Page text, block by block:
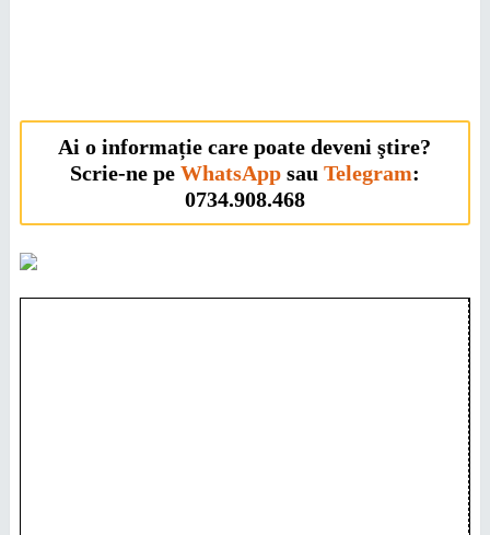
Ai o informație care poate deveni ştire?
Scrie-ne pe WhatsAppsau Telegram:
0734.908.468